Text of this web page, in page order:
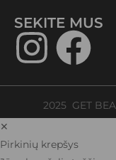
SEKITE MUS​
2025 GET
✕
Pirkinių krepšys